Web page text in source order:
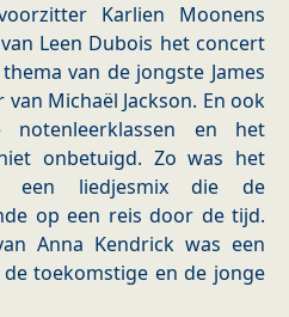
Karlien Moonens
Leen Dubois het concert
van de jongste James
Michaël Jackson. En ook
en het
onbetuigd. Zo was het
een liedjesmix die de
op een reis door de tijd.
Anna Kendrick was een
toekomstige en de jonge